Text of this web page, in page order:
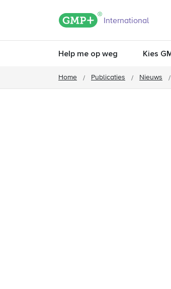
GMP+ logo
International
Help me op weg Kies
Home Publicaties Nieuws